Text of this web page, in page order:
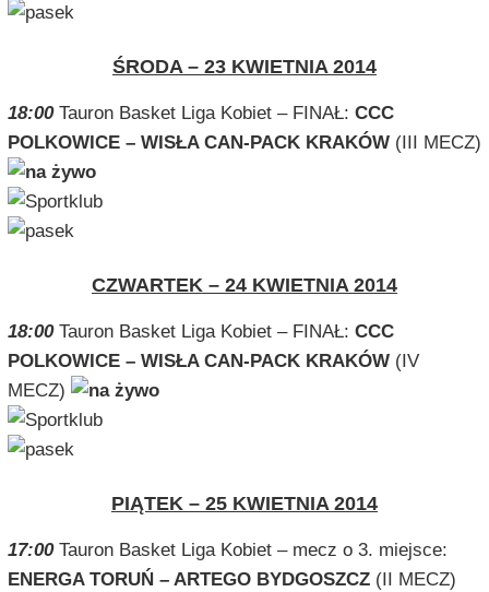
ŚRODA – 23 KWIETNIA 2014
18:00 Tauron Basket Liga Kobiet – FINAŁ: CCC
POLKOWICE – WISŁA CAN-PACK KRAKÓW (III MECZ)
CZWARTEK – 24 KWIETNIA 2014
18:00 Tauron Basket Liga Kobiet – FINAŁ: CCC
POLKOWICE – WISŁA CAN-PACK KRAKÓW (IV
MECZ)
PIĄTEK – 25 KWIETNIA 2014
17:00 Tauron Basket Liga Kobiet – mecz o 3. miejsce:
ENERGA TORUŃ – ARTEGO BYDGOSZCZ (II MECZ)